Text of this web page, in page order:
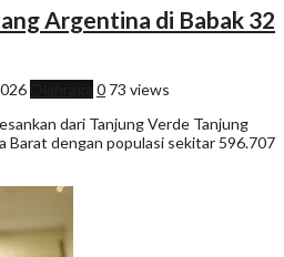
Argentina di Babak 32
0 73 views
dari Tanjung Verde Tanjung
Barat dengan populasi sekitar 596.707